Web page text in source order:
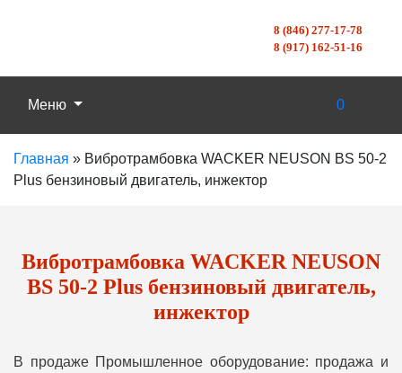
8 (846) 277-17-78
8 (917) 162-51-16
Меню 0
Главная » Вибротрамбовка WACKER NEUSON BS 50-2
Plus бензиновый двигатель, инжектор
Вибротрамбовка WACKER NEUSON
BS 50-2 Plus бензиновый двигатель,
инжектор
В продаже Промышленное оборудование: продажа и